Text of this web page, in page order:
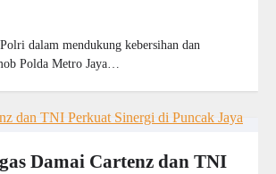
dalam mendukung kebersihan dan
Polda Metro Jaya…
Damai Cartenz dan TNI